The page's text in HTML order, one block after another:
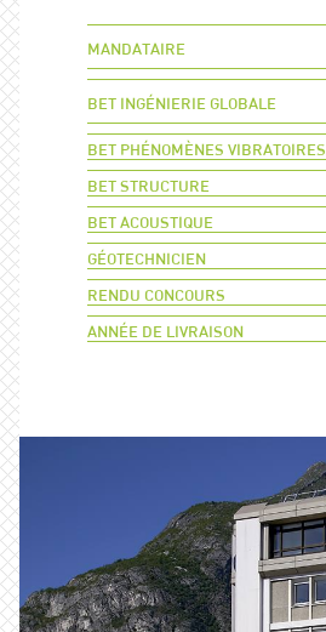
Mandataire
BET Ingénierie globale
BET Phénomènes vibratoires
BET Structure
BET Acoustique
Géotechnicien
Rendu concours
Année de livraison